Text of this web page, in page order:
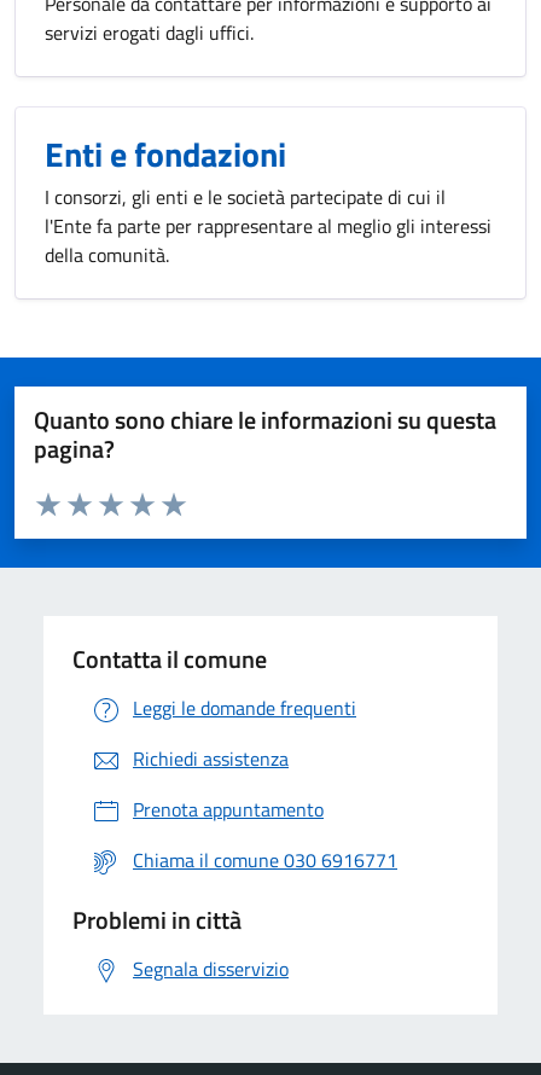
servizi erogati dagli uffici.
Enti e fondazioni
I consorzi, gli enti e le società partecipate di cui il
l'Ente fa parte per rappresentare al meglio gli interessi
della comunità.
Quanto sono chiare le informazioni su questa
pagina?
Valuta da 1 a 5 stelle la pagina
Valuta 5 stelle su 5
Valuta 4 stelle su 5
Valuta 3 stelle su 5
Valuta 2 stelle su 5
Valuta 1 stelle su 5
Contatta il comune
Leggi le domande frequenti
Richiedi assistenza
Prenota appuntamento
Chiama il comune 030 6916771
Problemi in città
Segnala disservizio